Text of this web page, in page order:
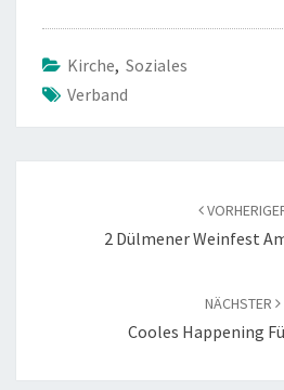
Kirche, Soziales
Verband
2 Dülmener Weinfest
NÄCHSTER
Cooles Happening